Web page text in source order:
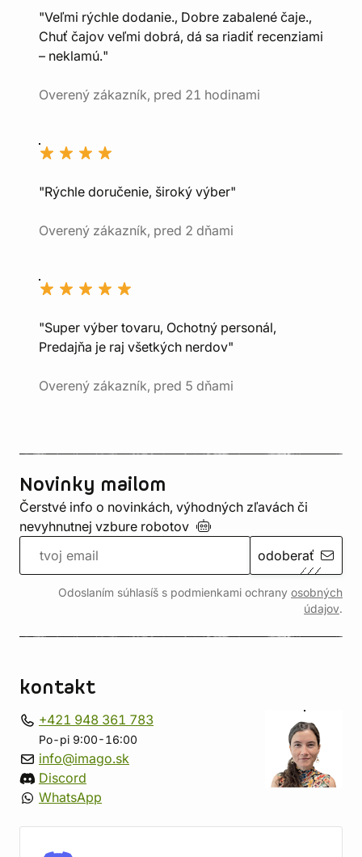
"Veľmi rýchle dodanie., Dobre zabalené čaje.,
Chuť čajov veľmi dobrá, dá sa riadiť recenziami
– neklamú."
Overený zákazník, pred 21 hodinami
"Rýchle doručenie, široký výber"
Overený zákazník, pred 2 dňami
"Super výber tovaru, Ochotný personál,
Predajňa je raj všetkých nerdov"
Overený zákazník, pred 5 dňami
Novinky mailom
Čerstvé info o novinkách, výhodných zľavách či
nevyhnutnej vzbure robotov
odoberať
Odoslaním súhlasíš s podmienkami ochrany osobných
údajov.
kontakt
+421 948 361 783
Po-pi 9:00-16:00
info@imago.sk
Discord
WhatsApp